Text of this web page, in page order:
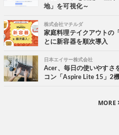
地」を可視化～
株式会社マチルダ
家庭料理テイクアウトの
とに新容器を順次導入
日本エイサー株式会社
Acer、毎日の使いやすさ
コン「Aspire Lite 15」2
MORE